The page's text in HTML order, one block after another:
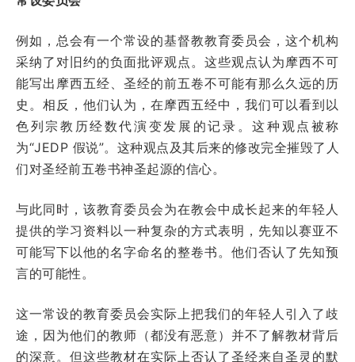
例如，总会有一个常设的基督教教育委员会，这个机构
采纳了对旧约的负面批评观点。这些观点认为摩西不可
能写出摩西五经、圣经的前五卷不可能有那么久远的历
史。相反，他们认为，在摩西五经中，我们可以看到以
色列宗教历经数代演变发展的记录。这种观点被称
为“JEDP 假说”。这种观点及其后来的修改完全摧毁了人
们对圣经前五卷书神圣起源的信心。
与此同时，该教育委员会为在教会中成长起来的年轻人
提供的学习资料以一种复杂的方式表明，先知以赛亚不
可能写下以他的名字命名的整卷书。他们否认了先知预
言的可能性。
这一常设的教育委员会实际上把我们的年轻人引入了歧
途，因为他们的教师（都没有恶意）并不了解教材背后
的深意。但这些教材在实际上否认了圣经来自圣灵的默